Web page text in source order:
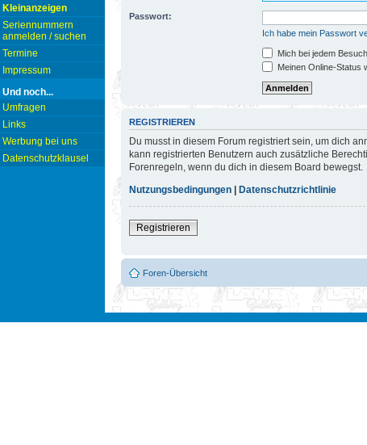
Kleinanzeigen
Seriennummern
anmelden / suchen
Termine
Impressum
Und noch...
Umfragen
Links
Werbung bei uns
Datenschutzklausel
Passwort:
Ich habe mein Passwort
Mich bei jedem
Meinen Online-Status
REGISTRIEREN
Du musst in diesem Forum registriert sein, um dich
kann registrierten Benutzern auch zusätzliche
Forenregeln, wenn du dich in diesem Board bewegst.
Nutzungsbedingungen | Datenschutzrichtlinie
Registrieren
Foren-Übersicht